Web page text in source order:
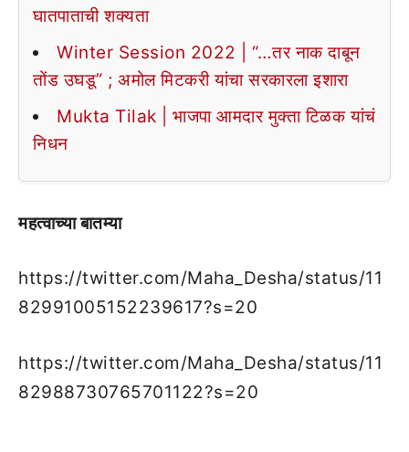
घातपाताची शक्यता
Winter Session 2022 | “…तर नाक दाबून
तोंड उघडू” ; अमोल मिटकरी यांचा सरकारला इशारा
Mukta Tilak | भाजपा आमदार मुक्ता टिळक यांचं
निधन
महत्वाच्या बातम्या
https://twitter.com/Maha_Desha/status/11
82991005152239617?s=20
https://twitter.com/Maha_Desha/status/11
82988730765701122?s=20